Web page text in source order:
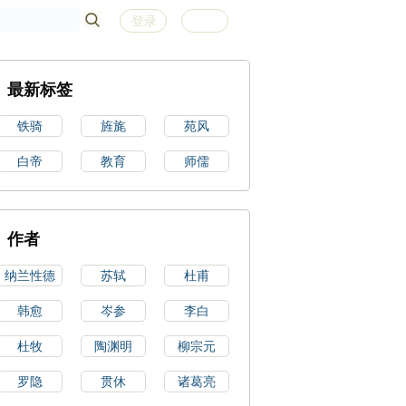
登录
最新标签
铁骑 旌旄 苑风
白帝 教育 师儒
作者
纳兰性德 苏轼 杜甫
韩愈 岑参 李白
杜牧 陶渊明 柳宗元
罗隐 贯休 诸葛亮